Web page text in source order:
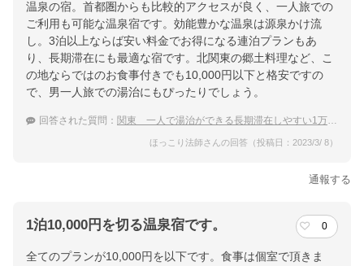
温泉の宿。首都圏からも比較的アクセスが良く、一人旅での
ご利用も可能な温泉宿です。効能豊かな温泉は源泉かけ流
し。3泊以上ならば安い料金でお得になる連泊プランもあ
り、長期滞在にも最適な宿です。北関東の郷土料理など、こ
の地ならではのお食事付きでも10,000円以下と格安ですの
で、男一人旅での湯治にもぴったりでしょう。
回答された質問： 関東 一人で湯治ができる長期滞在しやすい1万円以下の宿
ほっこり法師さんの回答（投稿日：2023/3/ 8）
通報する
1泊10,000円を切る温泉宿です。 0
全てのプランが10,000円を以下です。食事は個室で頂きま